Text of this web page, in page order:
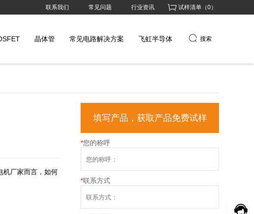
联系我们 常见问题 行业资讯 试样清单（0）
晶体管 常见电路解决方案 飞虹半导体 搜索
机厂家而言，如何
填写产品，获取产品免费试样
*您的称呼
*联系方式